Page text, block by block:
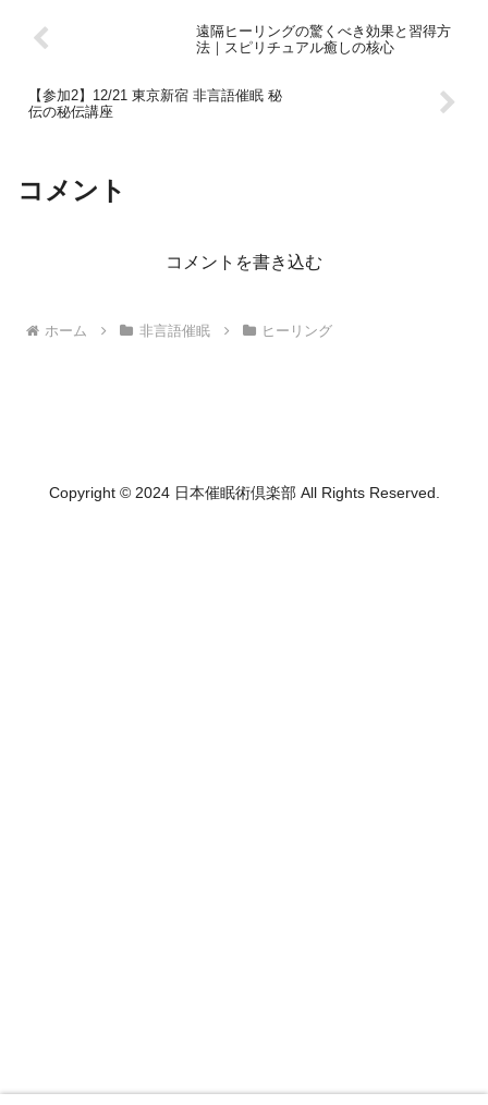
遠隔ヒーリングの驚くべき効果と習得方
法｜スピリチュアル癒しの核心
【参加2】12/21 東京新宿 非言語催眠 秘
伝の秘伝講座
コメント
コメントを書き込む
ホーム 非言語催眠 ヒーリング
Copyright © 2024 日本催眠術倶楽部 All Rights Reserved.